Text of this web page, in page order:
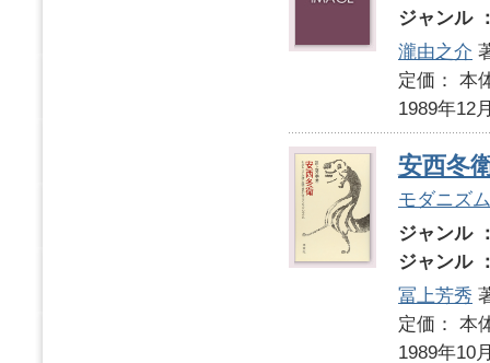
ジャンル
瀧由之介
定価：
1989年12
安西冬
モダニズ
ジャンル
ジャンル
冨上芳秀
定価：
1989年10